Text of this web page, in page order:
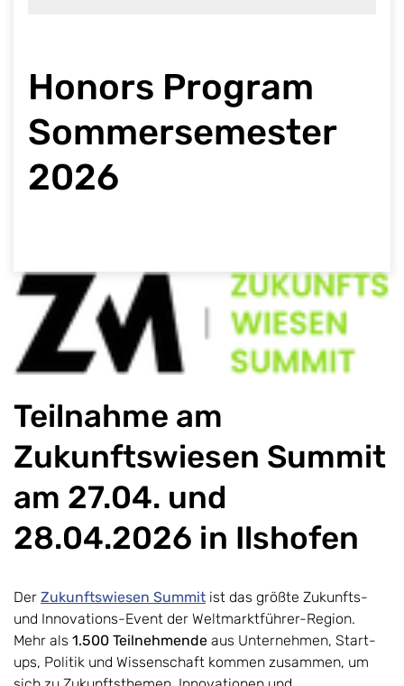
Honors Program
Sommersemester
2026
Teilnahme am
Zukunftswiesen Summit
am 27.04. und
28.04.2026 in Ilshofen
Der Zukunftswiesen Summit ist das größte Zukunfts-
und Innovations-Event der Weltmarktführer-Region.
Mehr als 1.500 Teilnehmende aus Unternehmen, Start-
ups, Politik und Wissenschaft kommen zusammen, um